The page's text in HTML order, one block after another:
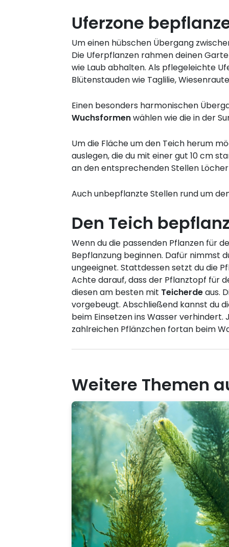
Uferzone
Um einen hübschen Übergang
Die Uferpflanzen rahmen deinen
wie Laub abhalten. Als pflegeleichte
Blütenstauden wie Taglilie,
Einen besonders harmonischen
Wuchsformenwählen wie die in der
Um die Fläche um den Teich herum
auslegen, die du mit einer gut 10 cm
an den entsprechenden Stellen
Auch unbepflanzte Stellen rund um
Den Teich
Wenn du die passenden Pflanzen für
Bepflanzung beginnen. Dafür nimmst
ungeeignet. Stattdessen setzt du die
Achte darauf, dass der Pflanztopf für
diesen am besten mit Teicherdeaus.
vorgebeugt. Abschließend kannst du
beim Einsetzen ins Wasser
zahlreichen Pflänzchen fortan beim
Weitere Themen